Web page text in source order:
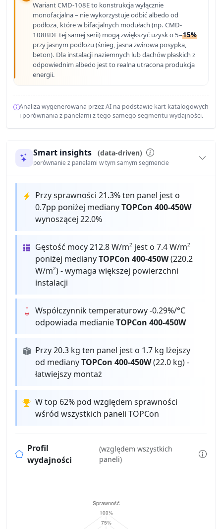
Wariant CMD-108E to konstrukcja wyłącznie
monofacjalna – nie wykorzystuje odbić albedo od
podłoża, które w bifacjalnych modułach (np. CMD-
108BDE tej samej serii) mogą zwiększyć uzysk o 5–15%
przy jasnym podłożu (śnieg, jasna żwirowa posypka,
beton). Dla instalacji naziemnych lub dachów płaskich z
odpowiednim albedo jest to realna utracona produkcja
energii.
Analiza wygenerowana przez AI na podstawie kart katalogowych
i porównania z panelami z tego samego segmentu wydajności.
Smart insights (data-driven)
porównanie z panelami w tym samym segmencie
Przy sprawności 21.3% ten panel jest o
0.7pp poniżej medianyTOPCon 400-450W
wynoszącej 22.0%
Gęstość mocy 212.8 W/m² jest o 7.4 W/m²
poniżej medianyTOPCon 400-450W(220.2
W/m²) - wymaga większej powierzchni
instalacji
Współczynnik temperaturowy -0.29%/°C
odpowiada medianieTOPCon 400-450W
Przy 20.3 kg ten panel jest o 1.7 kg lżejszy
od medianyTOPCon 400-450W(22.0 kg) -
łatwiejszy montaż
W top 62% pod względem sprawności
wśród wszystkich paneli TOPCon
Profil
wydajności
(względem wszystkich
paneli)